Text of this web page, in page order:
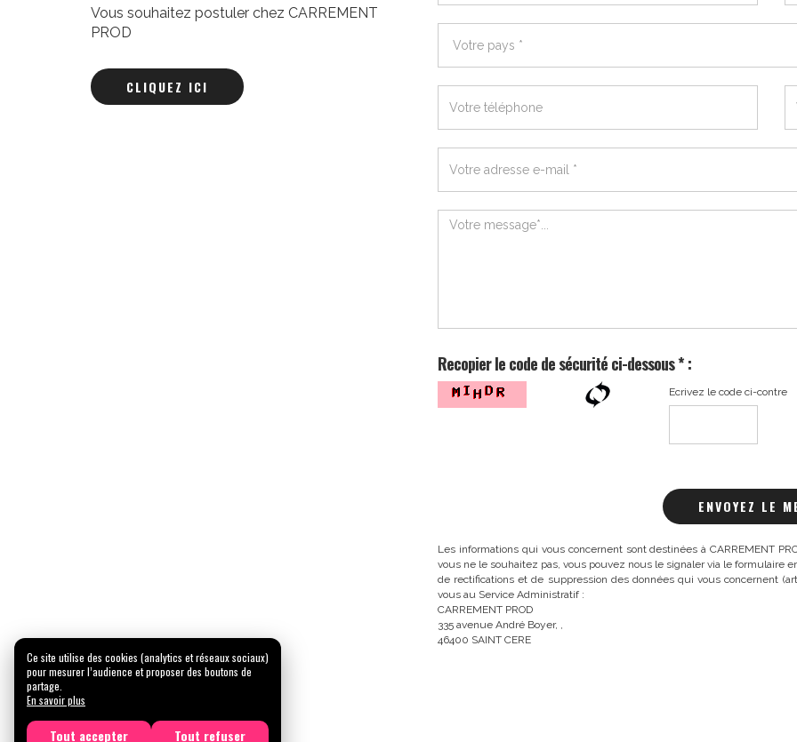
Vous souhaitez postuler chez CARREMENT
PROD
CLIQUEZ ICI
postal
*
*
téléphone
*
*
de
votre
recherche
Votre
Recopier le code de sécurité ci-dessous * :
Ecrivez le code ci-contre
ENVOYEZ LE
Les informations qui vous concernent sont destinées à CARREMENT
vous ne le souhaitez pas, vous pouvez nous le signaler via le formulaire
de rectifications et de suppression des données qui vous concernent
vous au Service Administratif :
CARREMENT PROD
335 avenue André Boyer, ,
46400 SAINT CERE
Ce site utilise des cookies (analytics et réseaux sociaux)
pour mesurer l’audience et proposer des boutons de
partage.
En savoir plus
Tout accepter Tout refuser